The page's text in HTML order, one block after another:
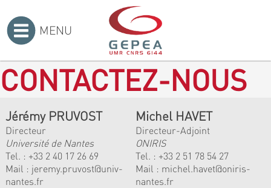
MENU
CONTACTEZ-NOUS
Jérémy PRUVOST
Directeur
Université de Nantes
Tel. : +33 2 40 17 26 69
Mail : jeremy.pruvost@univ-
nantes.fr
Michel HAVET
Directeur-Adjoint
ONIRIS
Tel. : +33 2 51 78 54 27
Mail : michel.havet@oniris-
nantes.fr